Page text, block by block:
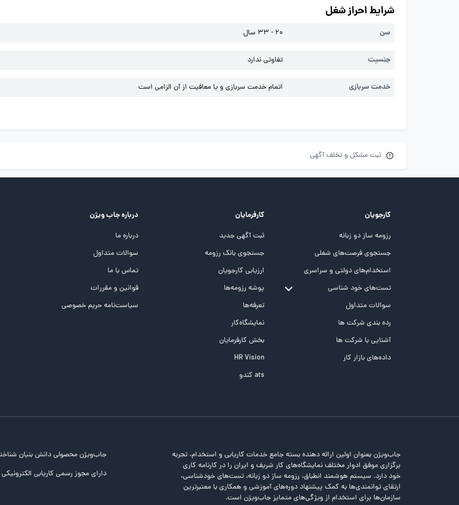
شرایط احراز شغل
سن 20 - 33 سال
جنسیت تفاوتی ندارد
خدمت سربازی اتمام خدمت سربازی و یا معافیت از آن الزامی است
ثبت مشکل و تخلف آگهی
کارجویان
رزومه ساز دو زبانه
جستجوی فرصت‌های شغلی
استخدام‌های دولتی و سراسری
تست‌های خود شناسی
تست MBTI
تست تیپ سنجی شغلی Holland
تست NEO
تست هوش های چندگانه
سوالات متداول
رده بندی شرکت ها
آشنایی با شرکت ها
داده‌های بازار کار
کارفرمایان
ثبت آگهی جدید
جستجوی بانک رزومه
ارزیابی کارجویان
پوشه‌‌ رزومه‌ها
تعرفه‌ها
نمایشگاه‌کار
بخش کارفرمایان
HR Vision
ats کندو
درباره جاب ویژن
درباره ما
سوالات متداول
تماس با ما
قوانین و مقررات
سیاست‌نامه حریم خصوصی
جاب‌ویژن بعنوان اولین ارائه دهنده بسته جامع خدمات کاریابی و استخدام، تجربه
برگزاری موفق ادوار مختلف نمایشگاه‌های کار شریف و ایران را در کارنامه کاری
خود دارد. سیستم هوشمند انطباق، رزومه ساز دو زبانه، تست‌های خودشناسی،
ارتقای توانمندی‌ها به کمک پیشنهاد دوره‌های آموزشی و همکاری با معتبرترین
سازمان‌ها برای استخدام از ویژگی‌های متمایز جاب‌ویژن است.
جاب‌ویژن محصولی دانش بنیان
دارای مجوز رسمی کاریابی